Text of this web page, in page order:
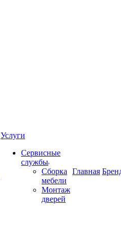
Услуги
Сервисные
службы
Сборка
мебели
Монтаж
дверей
Главная